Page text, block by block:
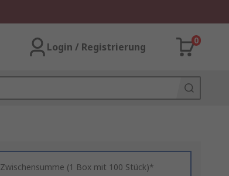
Login / Registrierung
0
Zwischensumme (1 Box mit 100 Stück)*